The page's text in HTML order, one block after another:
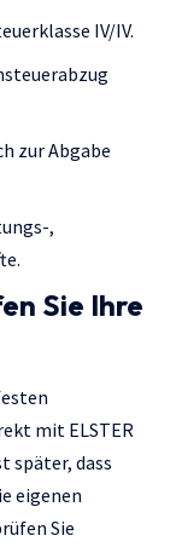
IV/IV.
zur Abgabe
,
Sie Ihre
mit ELSTER
später, dass
eigenen
Sie